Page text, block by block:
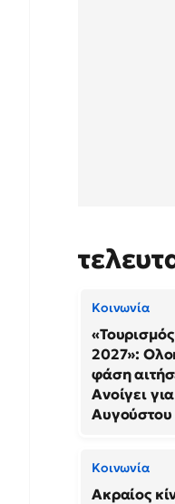
Κοινωνία
2027»:
φάση
Ανοίγει
Αυγούστου
Κοινωνία
Ακραίος